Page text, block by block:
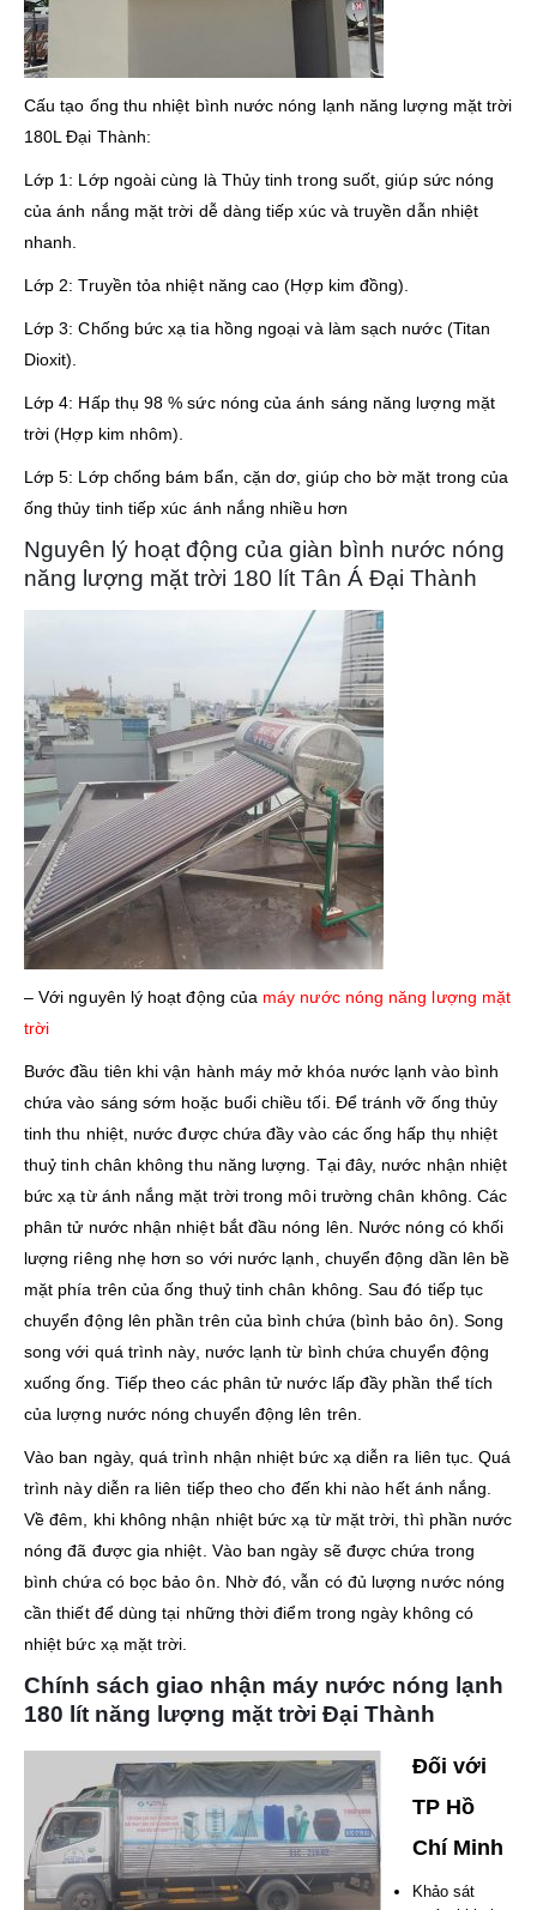
Cấu tạo ống thu nhiệt bình nước nóng lạnh năng lượng mặt trời
180L Đại Thành:
Lớp 1: Lớp ngoài cùng là Thủy tinh trong suốt, giúp sức nóng
của ánh nắng mặt trời dễ dàng tiếp xúc và truyền dẫn nhiệt
nhanh.
Lớp 2: Truyền tỏa nhiệt năng cao (Hợp kim đồng).
Lớp 3: Chống bức xạ tia hồng ngoại và làm sạch nước (Titan
Dioxit).
Lớp 4: Hấp thụ 98 % sức nóng của ánh sáng năng lượng mặt
trời (Hợp kim nhôm).
Lớp 5: Lớp chống bám bẩn, cặn dơ, giúp cho bờ mặt trong của
ống thủy tinh tiếp xúc ánh nắng nhiều hơn
Nguyên lý hoạt động của giàn bình nước nóng
năng lượng mặt trời 180 lít Tân Á Đại Thành
– Với nguyên lý hoạt động của máy nước nóng năng lượng mặt
trời
Bước đầu tiên khi vận hành máy mở khóa nước lạnh vào bình
chứa vào sáng sớm hoặc buổi chiều tối. Để tránh vỡ ống thủy
tinh thu nhiệt, nước được chứa đầy vào các ống hấp thụ nhiệt
thuỷ tinh chân không thu năng lượng. Tại đây, nước nhận nhiệt
bức xạ từ ánh nắng mặt trời trong môi trường chân không. Các
phân tử nước nhận nhiệt bắt đầu nóng lên. Nước nóng có khối
lượng riêng nhẹ hơn so với nước lạnh, chuyển động dần lên bề
mặt phía trên của ống thuỷ tinh chân không. Sau đó tiếp tục
chuyển động lên phần trên của bình chứa (bình bảo ôn). Song
song với quá trình này, nước lạnh từ bình chứa chuyển động
xuống ống. Tiếp theo các phân tử nước lấp đầy phần thể tích
của lượng nước nóng chuyển động lên trên.
Vào ban ngày, quá trình nhận nhiệt bức xạ diễn ra liên tục. Quá
trình này diễn ra liên tiếp theo cho đến khi nào hết ánh nắng.
Về đêm, khi không nhận nhiệt bức xạ từ mặt trời, thì phần nước
nóng đã được gia nhiệt. Vào ban ngày sẽ được chứa trong
bình chứa có bọc bảo ôn. Nhờ đó, vẫn có đủ lượng nước nóng
cần thiết để dùng tại những thời điểm trong ngày không có
nhiệt bức xạ mặt trời.
Chính sách giao nhận máy nước nóng lạnh
180 lít năng lượng mặt trời Đại Thành
Đối với
TP Hồ
Chí Minh
Khảo sát